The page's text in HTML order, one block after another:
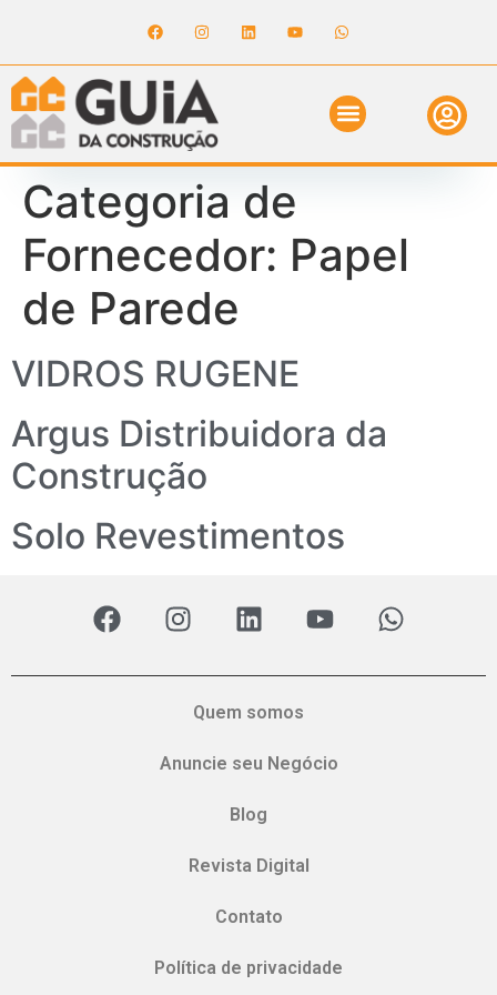
Categoria de
Fornecedor: Papel
de Parede
VIDROS RUGENE
Argus Distribuidora da
Construção
Solo Revestimentos
Quem somos
Anuncie seu Negócio
Blog
Revista Digital
Contato
Política de privacidade